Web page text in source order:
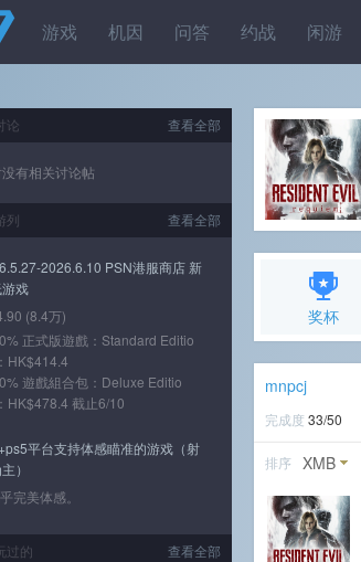
游戏 机因 问答 约战 闲游
奖杯
mnpcj
完成度 33/50
排序 XMB
查看全部
论
有相关讨论帖
查看全部
列
2026.6.10 PSN港服商店 新
戏
(8.4万)
正式版遊戲：Standard Editio
HK$414.4
遊戲組合包：Deluxe Editio
HK$478.4 截止6/10
平台支持体感瞄准的游戏（射
）
完美体感。
查看全部
过的